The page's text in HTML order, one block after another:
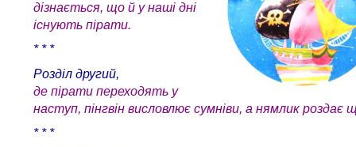
дізнається, що й у наші дні
існують пірати.
* * *
Розділ другий,
де пірати переходять у
наступ, пінгвін висловлює сумніви, а нямлик роздає
* * *